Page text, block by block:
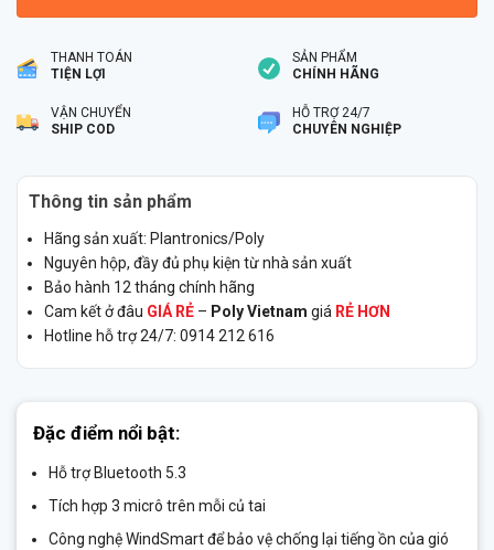
THANH TOÁN
TIỆN LỢI
SẢN PHẨM
CHÍNH HÃNG
VẬN CHUYỂN
SHIP COD
HỖ TRỢ 24/7
CHUYÊN NGHIỆP
Thông tin sản phẩm
Hãng sản xuất: Plantronics/Poly
Nguyên hộp, đầy đủ phụ kiện từ nhà sản xuất
Bảo hành 12 tháng chính hãng
Cam kết ở đâu GIÁ RẺ – Poly Vietnam giá RẺ HƠN
Hotline hỗ trợ 24/7: 0914 212 616
Đặc điểm nổi bật:
Hỗ trợ Bluetooth 5.3
Tích hợp 3 micrô trên mỗi củ tai
Công nghệ WindSmart để bảo vệ chống lại tiếng ồn của gió